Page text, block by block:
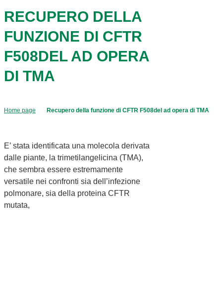
RECUPERO DELLA
FUNZIONE DI CFTR
F508DEL AD OPERA
DI TMA
Home page Recupero della funzione di CFTR F508del ad opera di TMA
E’ stata identificata una molecola derivata
dalle piante, la trimetilangelicina (TMA),
che sembra essere estremamente
versatile nei confronti sia dell’infezione
polmonare, sia della proteina CFTR
mutata,